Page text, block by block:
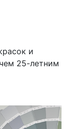
и
25-летним